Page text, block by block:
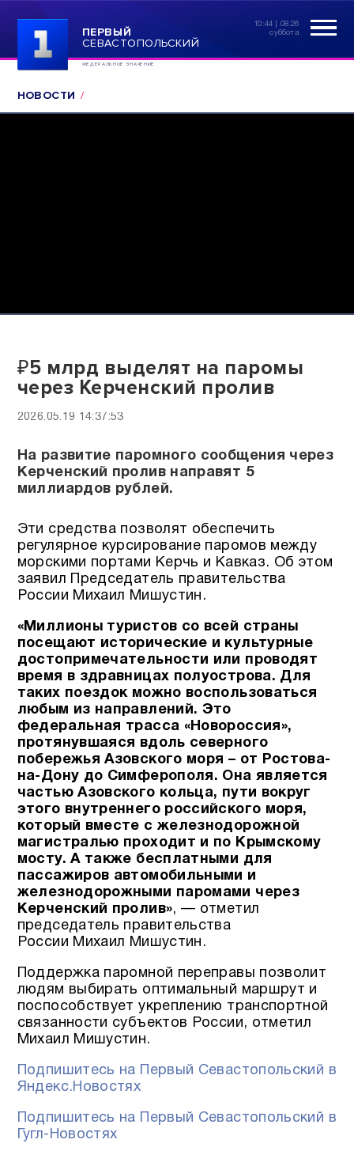
ПЕРВЫЙ
СЕВАСТОПОЛЬСКИЙ
ФЕДЕРАЛЬНОЕ ЗНАЧЕНИЕ
10:44 | 08.26
суббота
НОВОСТИ
₽5 млрд выделят на паромы
через Керченский пролив
2026.05.19 14:37:53
На развитие паромного сообщения через
Керченский пролив направят 5
миллиардов рублей.
Эти средства позволят обеспечить
регулярное курсирование паромов между
морскими портами Керчь и Кавказ. Об этом
заявил Председатель правительства
России Михаил Мишустин.
«Миллионы туристов со всей страны
посещают исторические и культурные
достопримечательности или проводят
время в здравницах полуострова. Для
таких поездок можно воспользоваться
любым из направлений. Это
федеральная трасса «Новороссия»,
протянувшаяся вдоль северного
побережья Азовского моря – от Ростова-
на-Дону до Симферополя. Она является
частью Азовского кольца, пути вокруг
этого внутреннего российского моря,
который вместе с железнодорожной
магистралью проходит и по Крымскому
мосту. А также бесплатными для
пассажиров автомобильными и
железнодорожными паромами через
Керченский пролив», — отметил
председатель правительства
России Михаил Мишустин.
Поддержка паромной переправы позволит
людям выбирать оптимальный маршрут и
поспособствует укреплению транспортной
связанности субъектов России, отметил
Михаил Мишустин.
Подпишитесь на Первый Севастопольский в
Яндекс.Новостях
Подпишитесь на Первый Севастопольский в
Гугл-Новостях